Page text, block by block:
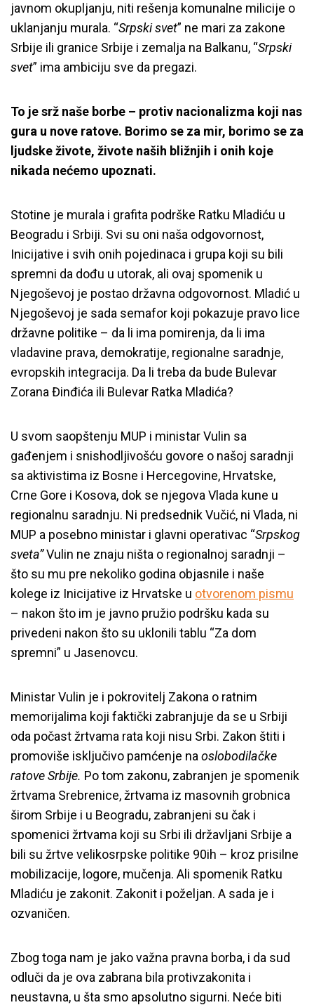
javnom okupljanju, niti rešenja komunalne milicije o
uklanjanju murala. “Srpski svet” ne mari za zakone
Srbije ili granice Srbije i zemalja na Balkanu, “Srpski
svet” ima ambiciju sve da pregazi.
To je srž naše borbe – protiv nacionalizma koji nas
gura u nove ratove. Borimo se za mir, borimo se za
ljudske živote, živote naših bližnjih i onih koje
nikada nećemo upoznati.
Stotine je murala i grafita podrške Ratku Mladiću u
Beogradu i Srbiji. Svi su oni naša odgovornost,
Inicijative i svih onih pojedinaca i grupa koji su bili
spremni da dođu u utorak, ali ovaj spomenik u
Njegoševoj je postao državna odgovornost. Mladić u
Njegoševoj je sada semafor koji pokazuje pravo lice
državne politike – da li ima pomirenja, da li ima
vladavine prava, demokratije, regionalne saradnje,
evropskih integracija. Da li treba da bude Bulevar
Zorana Đinđića ili Bulevar Ratka Mladića?
U svom saopštenju MUP i ministar Vulin sa
gađenjem i snishodljivošću govore o našoj saradnji
sa aktivistima iz Bosne i Hercegovine, Hrvatske,
Crne Gore i Kosova, dok se njegova Vlada kune u
regionalnu saradnju. Ni predsednik Vučić, ni Vlada, ni
MUP a posebno ministar i glavni operativac “Srpskog
sveta”Vulin ne znaju ništa o regionalnoj saradnji –
što su mu pre nekoliko godina objasnile i naše
kolege iz Inicijative iz Hrvatske u otvorenom pismu
– nakon što im je javno pružio podršku kada su
privedeni nakon što su uklonili tablu “Za dom
spremni” u Jasenovcu.
Ministar Vulin je i pokrovitelj Zakona o ratnim
memorijalima koji faktički zabranjuje da se u Srbiji
oda počast žrtvama rata koji nisu Srbi. Zakon štiti i
promoviše isključivo pamćenje na oslobodilačke
ratove Srbije. Po tom zakonu, zabranjen je spomenik
žrtvama Srebrenice, žrtvama iz masovnih grobnica
širom Srbije i u Beogradu, zabranjeni su čak i
spomenici žrtvama koji su Srbi ili državljani Srbije a
bili su žrtve velikosrpske politike 90ih – kroz prisilne
mobilizacije, logore, mučenja. Ali spomenik Ratku
Mladiću je zakonit. Zakonit i poželjan. A sada je i
ozvaničen.
Zbog toga nam je jako važna pravna borba, i da sud
odluči da je ova zabrana bila protivzakonita i
neustavna, u šta smo apsolutno sigurni. Neće biti